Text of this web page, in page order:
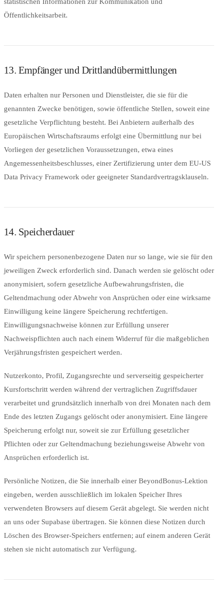
Öffentlichkeitsarbeit.
13. Empfänger und Drittlandübermittlungen
Daten erhalten nur Personen und Dienstleister, die sie für die
genannten Zwecke benötigen, sowie öffentliche Stellen, soweit eine
gesetzliche Verpflichtung besteht. Bei Anbietern außerhalb des
Europäischen Wirtschaftsraums erfolgt eine Übermittlung nur bei
Vorliegen der gesetzlichen Voraussetzungen, etwa eines
Angemessenheitsbeschlusses, einer Zertifizierung unter dem EU-US
Data Privacy Framework oder geeigneter Standardvertragsklauseln.
14. Speicherdauer
Wir speichern personenbezogene Daten nur so lange, wie sie für den
jeweiligen Zweck erforderlich sind. Danach werden sie gelöscht oder
anonymisiert, sofern gesetzliche Aufbewahrungsfristen, die
Geltendmachung oder Abwehr von Ansprüchen oder eine wirksame
Einwilligung keine längere Speicherung rechtfertigen.
Einwilligungsnachweise können zur Erfüllung unserer
Nachweispflichten auch nach einem Widerruf für die maßgeblichen
Verjährungsfristen gespeichert werden.
Nutzerkonto, Profil, Zugangsrechte und serverseitig gespeicherter
Kursfortschritt werden während der vertraglichen Zugriffsdauer
verarbeitet und grundsätzlich innerhalb von drei Monaten nach dem
Ende des letzten Zugangs gelöscht oder anonymisiert. Eine längere
Speicherung erfolgt nur, soweit sie zur Erfüllung gesetzlicher
Pflichten oder zur Geltendmachung beziehungsweise Abwehr von
Ansprüchen erforderlich ist.
Persönliche Notizen, die Sie innerhalb einer BeyondBonus-Lektion
eingeben, werden ausschließlich im lokalen Speicher Ihres
verwendeten Browsers auf diesem Gerät abgelegt. Sie werden nicht
an uns oder Supabase übertragen. Sie können diese Notizen durch
Löschen des Browser-Speichers entfernen; auf einem anderen Gerät
stehen sie nicht automatisch zur Verfügung.